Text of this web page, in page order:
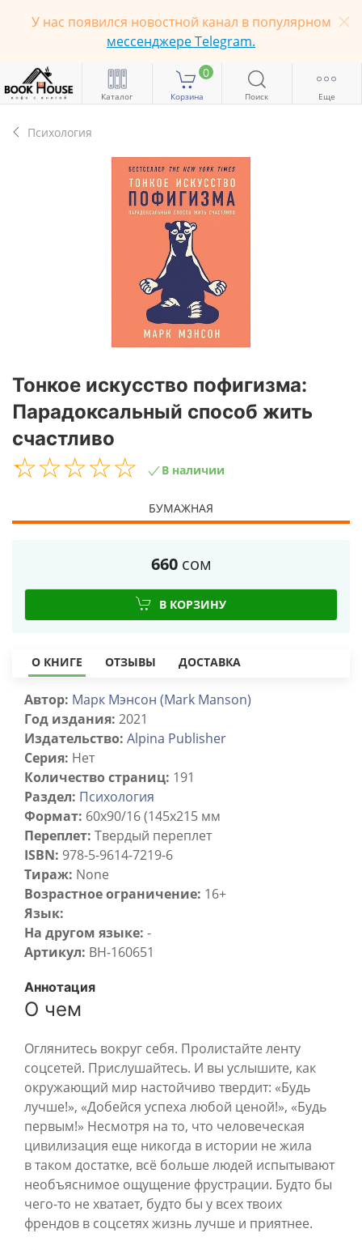
У нас появился новостной канал в популярном
мессенджере Telegram.
Каталог
0
Корзина Поиск Еще
Психология
Тонкое искусство пофигизма:
Парадоксальный способ жить
счастливо
☆☆☆☆☆
★★★★★ В наличии
БУМАЖНАЯ
660 сом
В КОРЗИНУ
О КНИГЕ ОТЗЫВЫ ДОСТАВКА
Автор: Марк Мэнсон (Mark Manson)
Год издания: 2021
Издательство: Alpina Publisher
Серия: Нет
Количество страниц: 191
Раздел: Психология
Формат: 60x90/16 (145х215 мм
Переплет: Твердый переплет
ISBN: 978-5-9614-7219-6
Тираж: None
Возрастное ограничение: 16+
Язык:
На другом языке: -
Артикул: BH-160651
Аннотация
О чем
Оглянитесь вокруг себя. Пролистайте ленту
соцсетей. Прислушайтесь. И вы услышите, как
окружающий мир настойчиво твердит: «Будь
лучше!», «Добейся успеха любой ценой!», «Будь
первым!» Несмотря на то, что человеческая
цивилизация еще никогда в истории не жила
в таком достатке, всё больше людей испытывают
необъяснимое ощущение фрустрации. Будто бы
чего-то не хватает, будто бы у всех твоих
френдов в соцсетях жизнь лучше и приятнее.